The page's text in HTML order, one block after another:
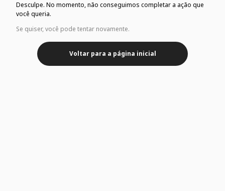
Desculpe. No momento, não conseguimos completar a ação que
você queria.
Se quiser, você pode tentar novamente.
Voltar para a página inicial